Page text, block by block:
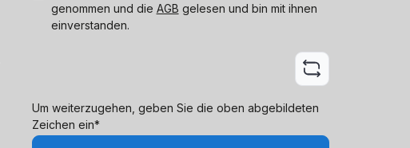
genommen und die AGB gelesen und bin mit ihnen
einverstanden.
Um weiterzugehen, geben Sie die oben abgebildeten
Zeichen ein*